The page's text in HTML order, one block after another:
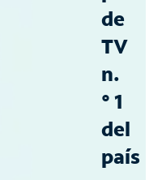
de
TV
n.
° 1
del
país